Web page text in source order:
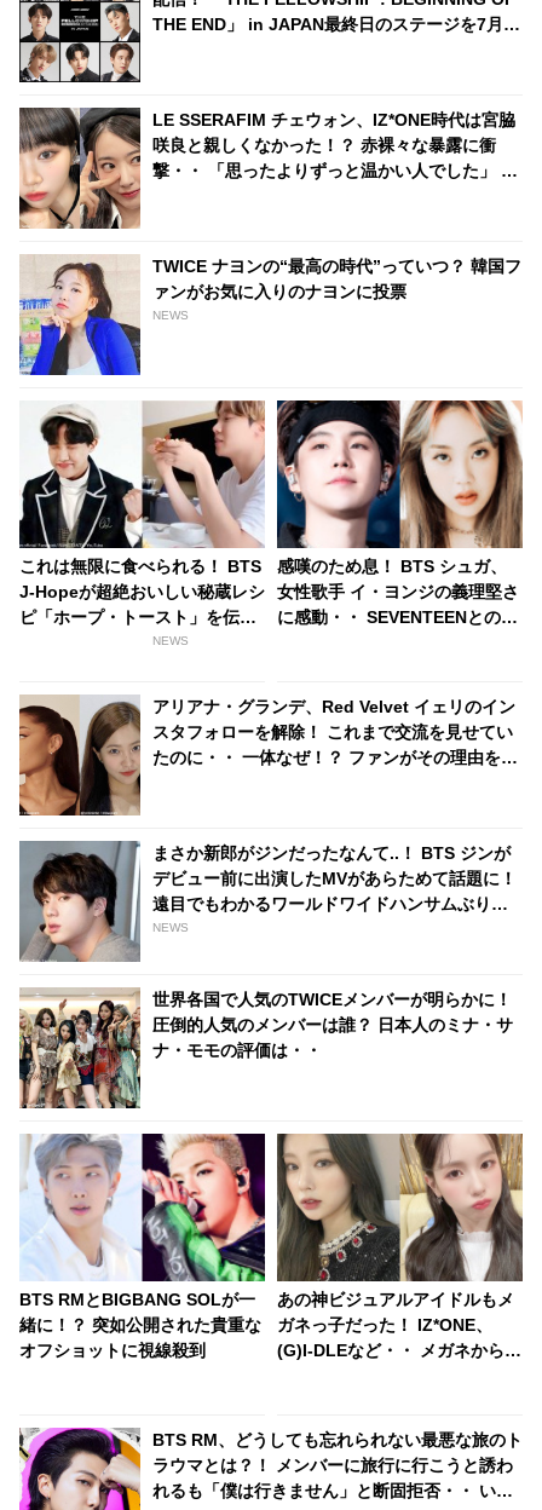
THE END」 in JAPAN最終日のステージを7月18
LE SSERAFIM チェウォン、IZ*ONE時代は宮脇
咲良と親しくなかった！？ 赤裸々な暴露に衝
撃・・ 「思ったよりずっと温かい人でした」 再
TWICE ナヨンの“最高の時代”っていつ？ 韓国フ
ァンがお気に入りのナヨンに投票
NEWS
これは無限に食べられる！ BTS
J-Hopeが超絶おいしい秘蔵レシ
ピ「ホープ・トースト」を伝授
NEWS
感嘆のため息！ BTS シュガ、
女性歌手 イ・ヨンジの義理堅さ
に感動・・ SEVENTEENとのコ
アリアナ・グランデ、Red Velvet イェリのイン
スタフォローを解除！ これまで交流を見せてい
たのに・・ 一体なぜ！？ ファンがその理由を推
まさか新郎がジンだったなんて..！ BTS ジンが
デビュー前に出演したMVがあらためて話題に！
遠目でもわかるワールドワイドハンサムぶりに
驚愕…貴重すぎる映像に感激
NEWS
世界各国で人気のTWICEメンバーが明らかに！
圧倒的人気のメンバーは誰？ 日本人のミナ・サ
ナ・モモの評価は・・
BTS RMとBIGBANG SOLが一
緒に！？ 突如公開された貴重な
オフショットに視線殺到
あの神ビジュアルアイドルもメ
ガネっ子だった！ IZ*ONE、
(G)I-DLEなど・・ メガネからコ
BTS RM、どうしても忘れられない最悪な旅のト
ラウマとは？！ メンバーに旅行に行こうと誘わ
れるも「僕は行きません」と断固拒否・・ いっ